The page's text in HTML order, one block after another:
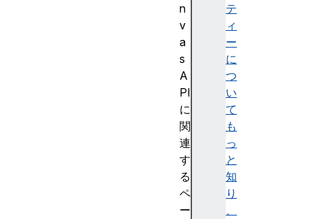
テ
ィ
ー
に
つ
い
て
も
っ
と
知
り
、
n
v
a
s
A
PI
に
関
連
す
る
ペ
ー